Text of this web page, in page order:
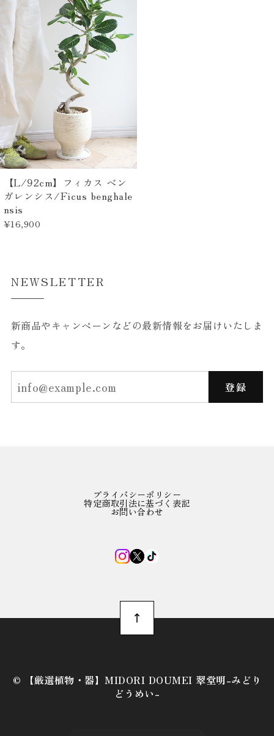
【L/92cm】フィカス ベン
ガレンシス/Ficus benghale
nsis
¥16,900
NEWSLETTER
新商品やキャンペーンなどの最新情報をお届けいたしま
す。
登録
プライバシーポリシー
特定商取引法に基づく表記
お問い合わせ
©︎ 【厳選植物・器】MIDORI DOUMEI 翠堂明-みどり
どうめい-